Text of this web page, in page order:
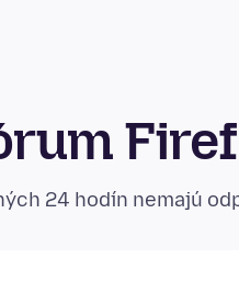
24 hodín nemajú